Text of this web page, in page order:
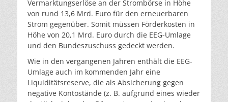
Vermarktungserlöse an der Strombörse in Höhe
von rund 13,6 Mrd. Euro für den erneuerbaren
Strom gegenüber. Somit müssen Förderkosten in
Höhe von 20,1 Mrd. Euro durch die EEG-Umlage
und den Bundeszuschuss gedeckt werden.
Wie in den vergangenen Jahren enthält die EEG-
Umlage auch im kommenden Jahr eine
Liquiditätsreserve, die als Absicherung gegen
negative Kontostände (z. B. aufgrund eines wieder